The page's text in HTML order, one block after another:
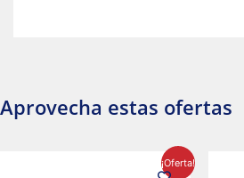
Aprovecha estas ofertas
¡Oferta!
precio